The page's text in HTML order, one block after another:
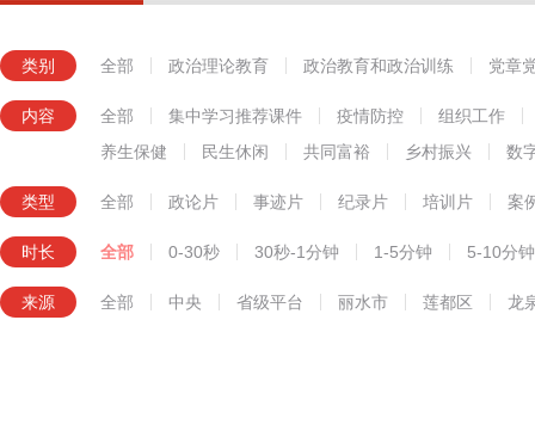
类别 全部 政治理论教育 政治教育和政治训练 党章
内容 全部 集中学习推荐课件 疫情防控
组织工作
养生保健
民生休闲 共同富裕 乡村振兴 数
类型 全部 政论片 事迹片 纪录片 培训片 案
时长 全部 0-30秒 30秒-1分钟 1-5分钟 5-10分钟
来源 全部 中央 省级平台 丽水市 莲都区 龙